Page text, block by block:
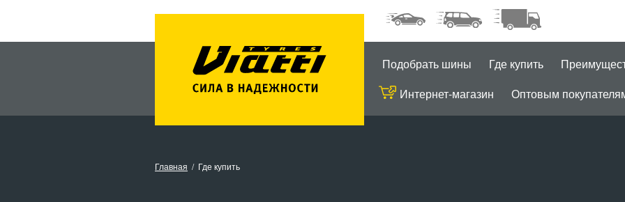
Подобрать шины Где купить
Интернет-магазин
Оптовым
Главная Где купить